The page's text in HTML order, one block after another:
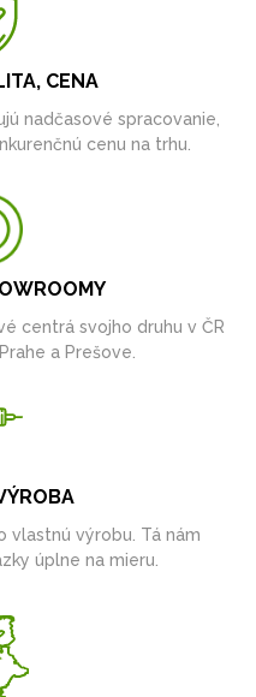
CENA
nadčasové spracovanie,
cenu na trhu.
centrá svojho druhu v ČR
a Prešove.
vlastnú výrobu. Tá nám
úplne na mieru.